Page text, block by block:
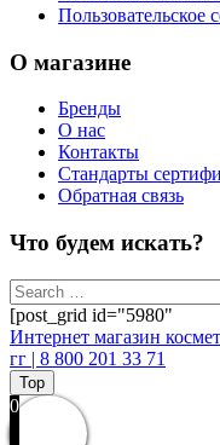
Пользовательское
О магазине
Бренды
О нас
Контакты
Стандарты
Обратная связь
Что будем искать?
[post_grid id="5980"
Интернет магазин
гг | 8 800 201 33 71
Top
0